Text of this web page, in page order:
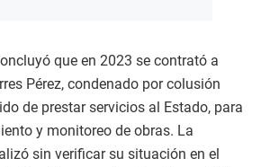
que en 2023 se contrató a
Pérez, condenado por colusión
de prestar servicios al Estado, para
y monitoreo de obras. La
sin verificar su situación en el